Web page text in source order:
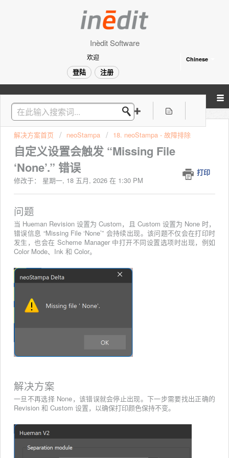
Inèdit Software
Chinese
欢迎
登陆 注册
解决方案首页 neoStampa 18. neoStampa - 故障排除
自定义设置会触发 “Missing File
‘None’.” 错误
打印
修改于： 星期一, 18 五月, 2026 在 1:30 PM
问题
当 Hueman Revision 设置为 Custom，且 Custom 设置为 None 时，
错误信息 “Missing File ‘None’” 会持续出现。该问题不仅会在打印时
发生，也会在 Scheme Manager 中打开不同设置选项时出现，例如
Color Mode、Ink 和 Color。
解决方案
一旦不再选择 None，该错误就会停止出现。下一步需要找出正确的
Revision 和 Custom 设置，以确保打印颜色保持不变。